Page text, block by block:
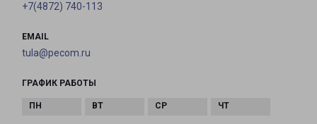
+7(4872) 740-113
EMAIL
tula@pecom.ru
ГРАФИК РАБОТЫ